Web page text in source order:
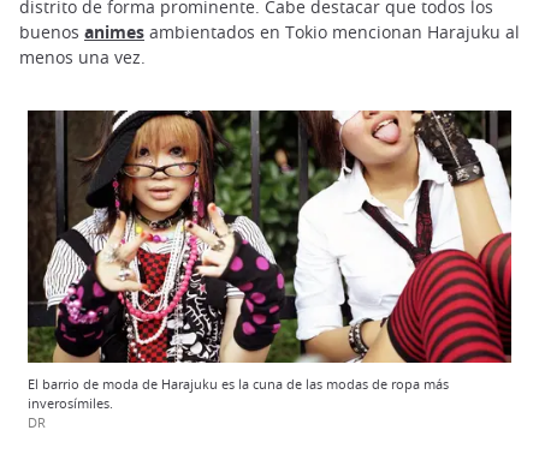
distrito de forma prominente. Cabe destacar que todos los
buenos animes ambientados en Tokio mencionan Harajuku al
menos una vez.
El barrio de moda de Harajuku es la cuna de las modas de ropa más
inverosímiles.
DR